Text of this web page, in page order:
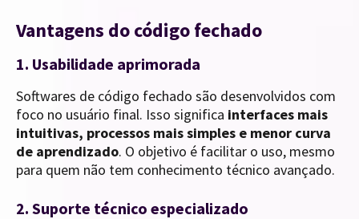
Vantagens do código fechado
1. Usabilidade aprimorada
Softwares de código fechado são desenvolvidos com
foco no usuário final. Isso significa interfaces mais
intuitivas, processos mais simples e menor curva
de aprendizado. O objetivo é facilitar o uso, mesmo
para quem não tem conhecimento técnico avançado.
2. Suporte técnico especializado